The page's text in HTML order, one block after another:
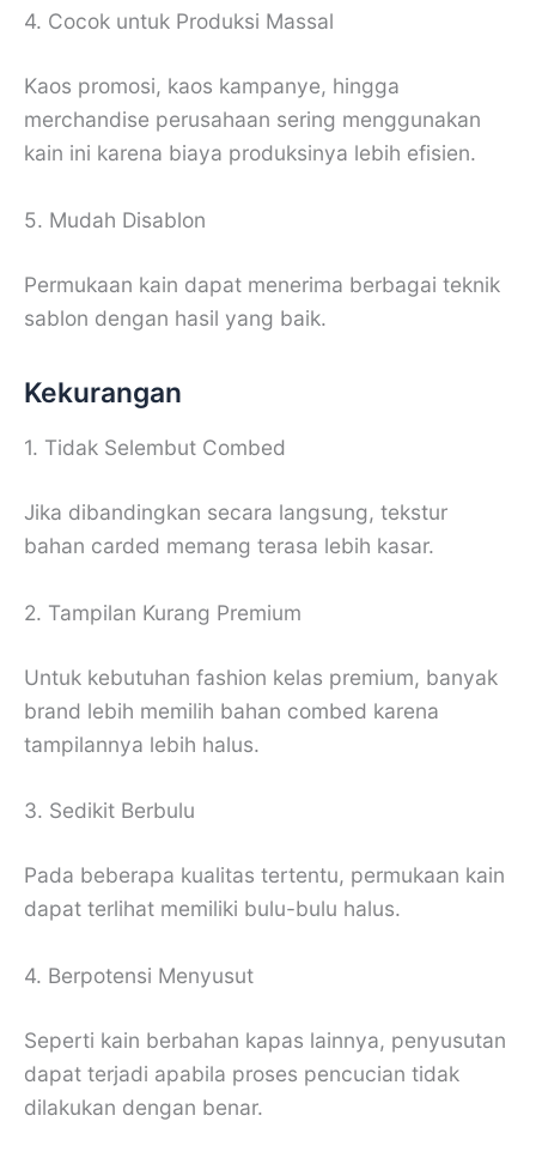
4. Cocok untuk Produksi Massal
Kaos promosi, kaos kampanye, hingga
merchandise perusahaan sering menggunakan
kain ini karena biaya produksinya lebih efisien.
5. Mudah Disablon
Permukaan kain dapat menerima berbagai teknik
sablon dengan hasil yang baik.
Kekurangan
1. Tidak Selembut Combed
Jika dibandingkan secara langsung, tekstur
bahan carded memang terasa lebih kasar.
2. Tampilan Kurang Premium
Untuk kebutuhan fashion kelas premium, banyak
brand lebih memilih bahan combed karena
tampilannya lebih halus.
3. Sedikit Berbulu
Pada beberapa kualitas tertentu, permukaan kain
dapat terlihat memiliki bulu-bulu halus.
4. Berpotensi Menyusut
Seperti kain berbahan kapas lainnya, penyusutan
dapat terjadi apabila proses pencucian tidak
dilakukan dengan benar.